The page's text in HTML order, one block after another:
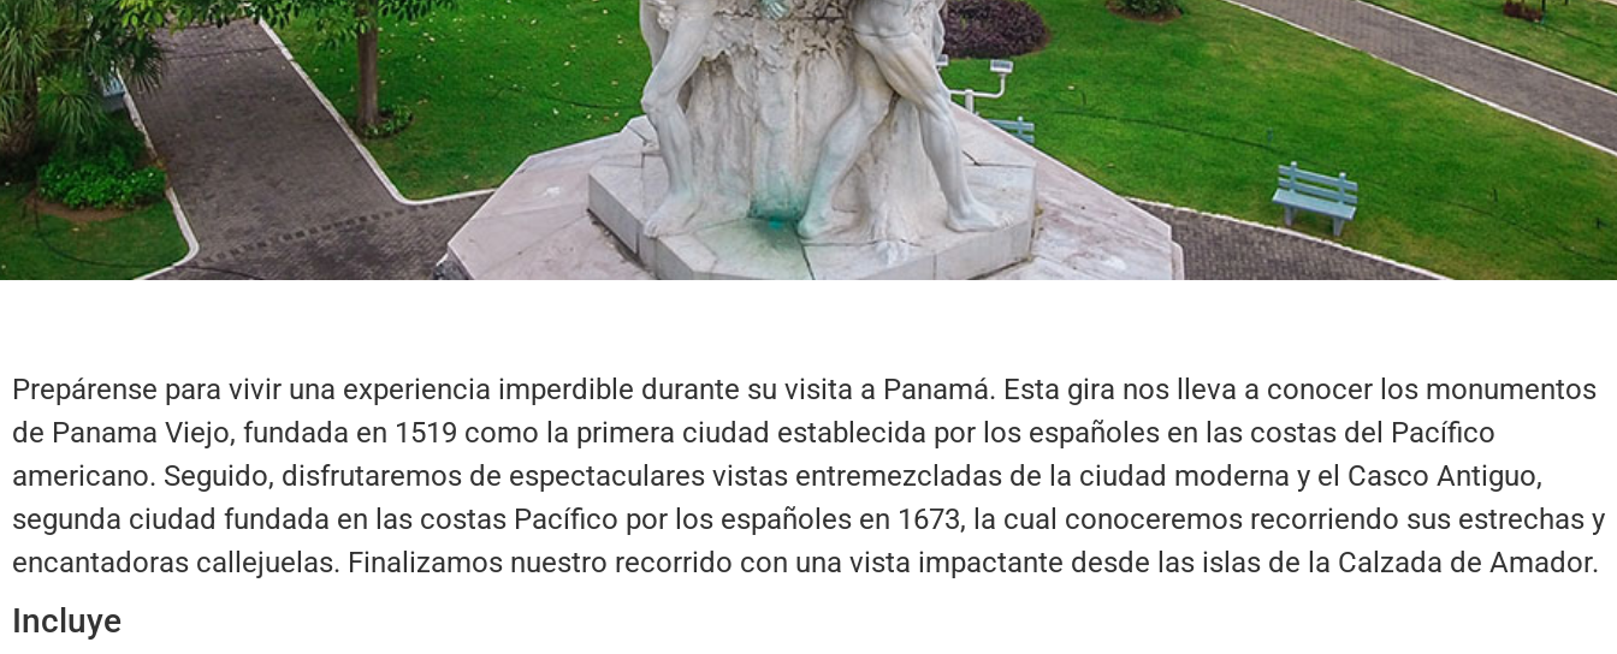
Prepárense para vivir una experiencia imperdible durante su visita a Panamá. Esta gira nos lleva a conocer los monumentos
de Panama Viejo, fundada en 1519 como la primera ciudad establecida por los españoles en las costas del Pacífico
americano. Seguido, disfrutaremos de espectaculares vistas entremezcladas de la ciudad moderna y el Casco Antiguo,
segunda ciudad fundada en las costas Pacífico por los españoles en 1673, la cual conoceremos recorriendo sus estrechas y
encantadoras callejuelas. Finalizamos nuestro recorrido con una vista impactante desde las islas de la Calzada de Amador.
Incluye